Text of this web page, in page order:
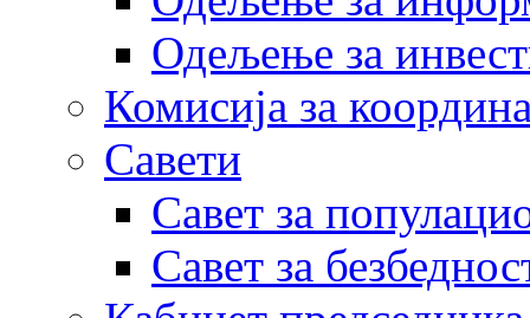
Одељење за
Комисија за
Савети
Савет за
Савет за